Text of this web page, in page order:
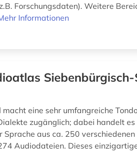
Forschungsdaten). Weitere
Informationen
macht eine sehr umfangreiche
zugänglich; dabei handelt
Sprache aus ca. 250
Audiodateien. Dieses